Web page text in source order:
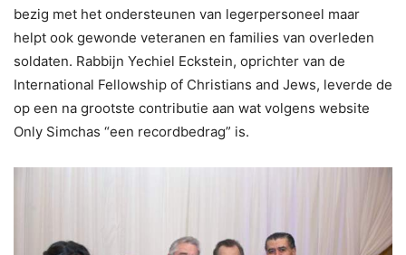
bezig met het ondersteunen van legerpersoneel maar
helpt ook gewonde veteranen en families van overleden
soldaten. Rabbijn Yechiel Eckstein, oprichter van de
International Fellowship of Christians and Jews, leverde de
op een na grootste contributie aan wat volgens website
Only Simchas “een recordbedrag” is.